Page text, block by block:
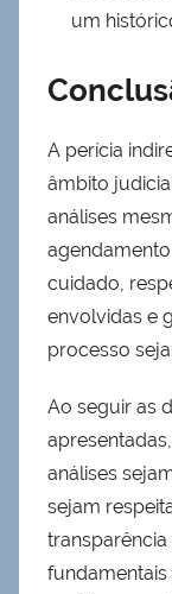
um
A perícia
âmbito
análises
cuidado,
envolvidas e
processo
Ao seguir as
análises
sejam